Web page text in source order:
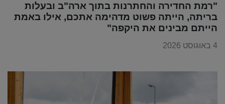
"רמת החדירה והחתרנות בתוך ארה"ב ובעלות
בריתה, הייתה פשוט מדהימה אתכם, אילו באמת
הייתם מבינים את היקפה"
4 באוגוסט 2026